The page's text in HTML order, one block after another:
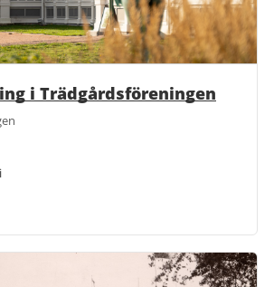
i Trädgårdsföreningen